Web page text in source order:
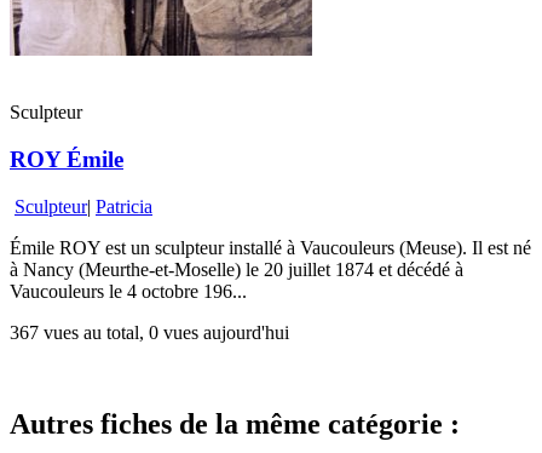
Sculpteur
ROY Émile
Sculpteur| Patricia
Émile ROY est un sculpteur installé à Vaucouleurs (Meuse). Il est né
à Nancy (Meurthe-et-Moselle) le 20 juillet 1874 et décédé à
Vaucouleurs le 4 octobre 196...
367 vues au total, 0 vues aujourd'hui
Autres fiches de la même catégorie :